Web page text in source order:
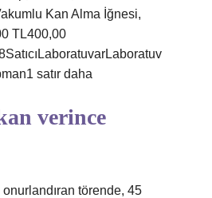
Kan Alma İğnesi,
TL400,00
satır daha
verince
onurlandıran törende, 45